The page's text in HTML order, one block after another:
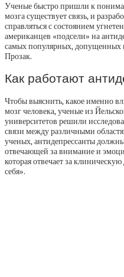
Ученые быстро пришли к
мозга существует связь, и
справляться с состоянием
американцев «подсели» на
самых популярных, допущенных
Прозак.
Как работают
Чтобы выяснить, какое именно
мозг человека, ученые из
университетов решили
связи между различными
ученых, антидепрессанты
отвечающей за внимание и
которая отвечает за
себя».